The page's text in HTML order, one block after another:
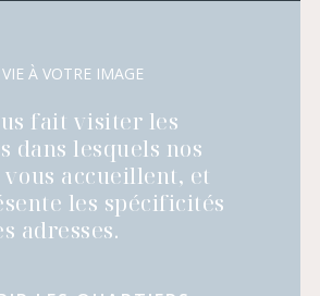
À VOTRE IMAGE
fait visiter les
dans lesquels nos
vous accueillent, et
les spécificités
adresses.